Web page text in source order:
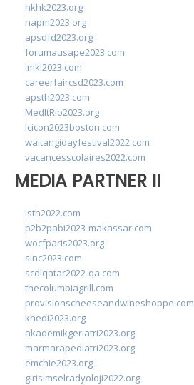
hkhk2023.org
napm2023.org
apsdfd2023.org
forumausape2023.com
imkl2023.com
careerfaircsd2023.com
apsth2023.com
MedItRio2023.org
lcicon2023boston.com
waitangidayfestival2022.com
vacancesscolaires2022.com
MEDIA PARTNER II
isth2022.com
p2b2pabi2023-makassar.com
wocfparis2023.org
sinc2023.com
scdlqatar2022-qa.com
thecolumbiagrill.com
provisionscheeseandwineshoppe.com
khedi2023.org
akademikgeriatri2023.org
marmarapediatri2023.org
emchie2023.org
girisimselradyoloji2022.org